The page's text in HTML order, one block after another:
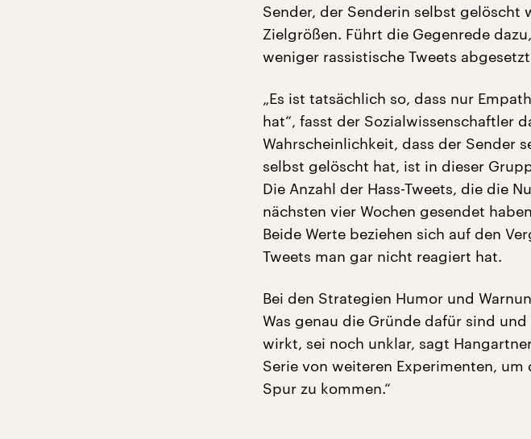
Sender, der Senderin selbst gelöscht
Zielgrößen. Führt die Gegenrede
weniger rassistische Tweets
„Es ist tatsächlich so, dass nur
hat“, fasst der Sozialwissenschaftler
Wahrscheinlichkeit, dass der Sender
selbst gelöscht hat, ist in dieser
Die Anzahl der Hass-Tweets, die die
nächsten vier Wochen gesendet
Beide Werte beziehen sich auf den
Tweets man gar nicht reagiert hat.
Bei den Strategien Humor und
Was genau die Gründe dafür sind
wirkt, sei noch unklar, sagt
Serie von weiteren Experimenten,
Spur zu kommen.“